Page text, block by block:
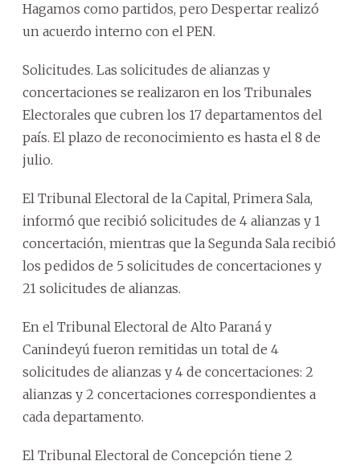
Hagamos como partidos, pero Despertar realizó
un acuerdo interno con el PEN.
Solicitudes. Las solicitudes de alianzas y
concertaciones se realizaron en los Tribunales
Electorales que cubren los 17 departamentos del
país. El plazo de reconocimiento es hasta el 8 de
julio.
El Tribunal Electoral de la Capital, Primera Sala,
informó que recibió solicitudes de 4 alianzas y 1
concertación, mientras que la Segunda Sala recibió
los pedidos de 5 solicitudes de concertaciones y
21 solicitudes de alianzas.
En el Tribunal Electoral de Alto Paraná y
Canindeyú fueron remitidas un total de 4
solicitudes de alianzas y 4 de concertaciones: 2
alianzas y 2 concertaciones correspondientes a
cada departamento.
El Tribunal Electoral de Concepción tiene 2